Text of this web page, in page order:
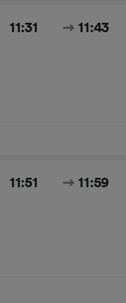
11:31 11:43
11:51 11:59